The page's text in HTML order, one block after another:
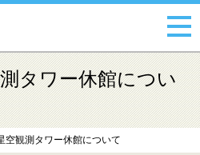
タワー休館につい
空観測タワー休館について